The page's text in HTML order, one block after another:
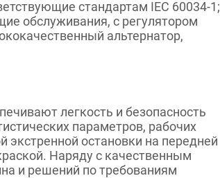
стандартам IEC 60034-1;
обслуживания, с регулятором
альтернатор,
легкость и безопасность
параметров, рабочих
остановки на передней
Наряду с качественным
и решений по требованиям